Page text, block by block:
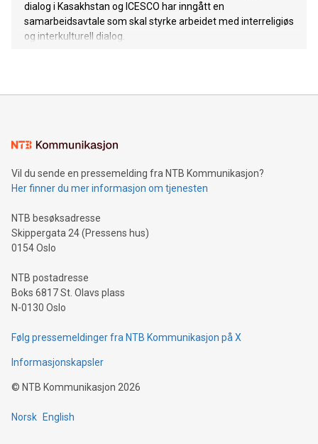
dialog i Kasakhstan og ICESCO har inngått en
samarbeidsavtale som skal styrke arbeidet med interreligiøs
og interkulturell dialog.
Vil du sende en pressemelding fra NTB Kommunikasjon?
Her finner du mer informasjon om tjenesten
NTB besøksadresse
Skippergata 24 (Pressens hus)
0154 Oslo
NTB postadresse
Boks 6817 St. Olavs plass
N-0130 Oslo
Følg pressemeldinger fra NTB Kommunikasjon på X
Informasjonskapsler
© NTB Kommunikasjon 2026
Norsk English